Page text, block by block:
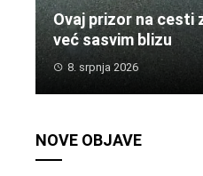
Ovaj prizor na cesti
već sasvim blizu
8. srpnja 2026
NOVE OBJAVE